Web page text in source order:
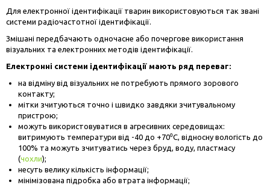
Для електронної ідентифікації тварин використовуються так звані
системи радіочастотної ідентифікації.
Змішані передбачають одночасне або почергове використання
візуальних та електронних методів ідентифікації.
Електронні системи ідентифікації мають ряд переваг:
на відміну від візуальних не потребують прямого зорового
контакту;
мітки зчитуються точно і швидко завдяки зчитувальному
пристрою;
можуть використовуватися в агресивних середовищах:
витримують температури від -40 до +70⁰С, відносну вологість до
100% та можуть зчитуватись через бруд, воду, пластмасу
(чохли);
несуть велику кількість інформації;
мінімізована підробка або втрата інформації;